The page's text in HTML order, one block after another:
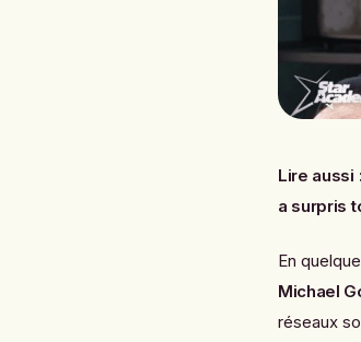
Lire aussi :
a surpris
En
Michael
réseaux